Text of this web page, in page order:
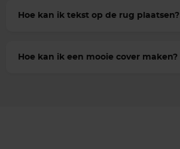
Hoe kan ik tekst op de rug plaatsen?
Hoe kan ik een mooie cover maken?